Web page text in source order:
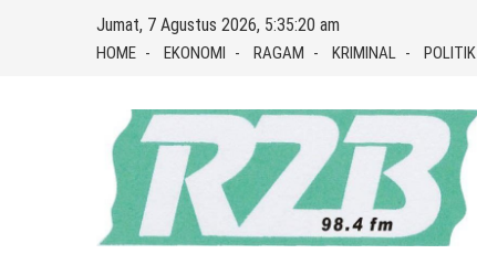
Jumat, 7 Agustus 2026, 5:35:21 am
HOME EKONOMI RAGAM KRIMINAL POLITIK